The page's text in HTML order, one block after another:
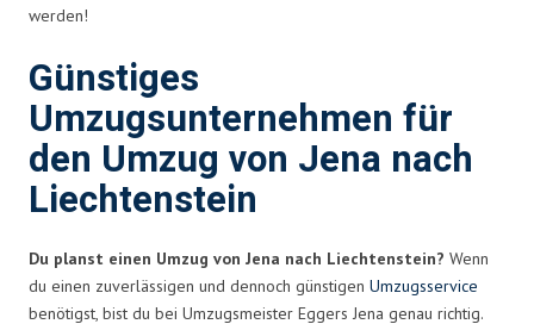
werden!
Günstiges
Umzugsunternehmen für
den Umzug von Jena nach
Liechtenstein
Du planst einen Umzug von Jena nach Liechtenstein? Wenn
du einen zuverlässigen und dennoch günstigen Umzugsservice
benötigst, bist du bei Umzugsmeister Eggers Jena genau richtig.